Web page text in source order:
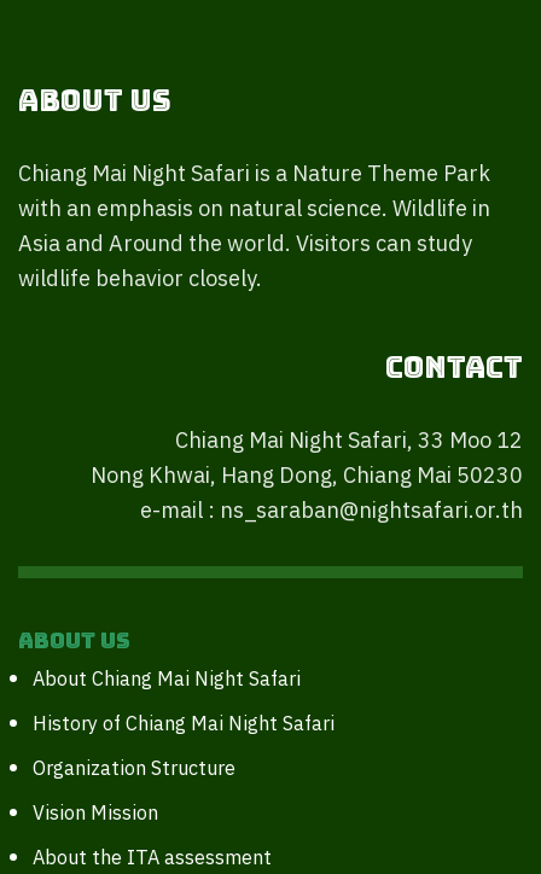
About Us
Chiang Mai Night Safari is a Nature Theme Park
with an emphasis on natural science. Wildlife in
Asia and Around the world. Visitors can study
wildlife behavior closely.
Contact
Chiang Mai Night Safari, 33 Moo 12
Nong Khwai, Hang Dong, Chiang Mai 50230
e-mail : ns_saraban@nightsafari.or.th
About Us
About Chiang Mai Night Safari
History of Chiang Mai Night Safari
Organization Structure
Vision Mission
About the ITA assessment